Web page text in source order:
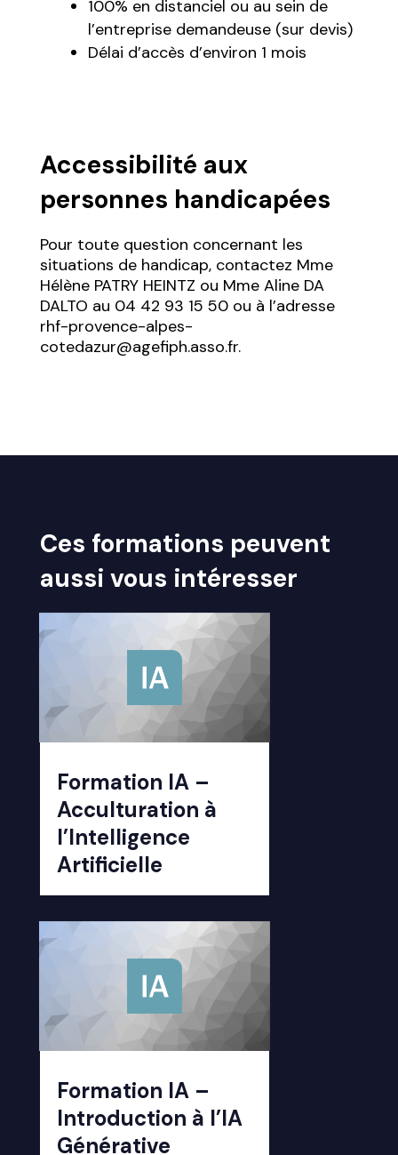
100% en distanciel ou au sein de
l’entreprise demandeuse (sur devis)
Délai d’accès d’environ 1 mois
Accessibilité aux
personnes handicapées
Pour toute question concernant les
situations de handicap, contactez Mme
Hélène PATRY HEINTZ ou Mme Aline DA
DALTO au 04 42 93 15 50 ou à l’adresse
rhf-provence-alpes-
cotedazur@agefiph.asso.fr.
Ces formations peuvent
aussi vous intéresser
Formation IA –
Acculturation à
l’Intelligence
Artificielle
Formation IA –
Introduction à l’IA
Générative